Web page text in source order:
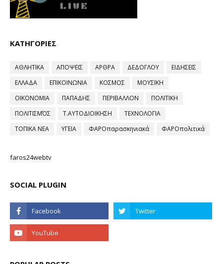
ΚΑΤΗΓΟΡΙΕΣ
ΑΘΛΗΤΙΚΑ ΑΠΟΨΕΙΣ ΑΡΘΡΑ ΔΕΔΟΓΛΟΥ
ΕΙΔΗΣΕΙΣ
ΕΛΛΑΔΑ
ΕΠΙΚΟΙΝΩΝΙΑ ΚΟΣΜΟΣ
ΜΟΥΣΙΚΗ
ΟΙΚΟΝΟΜΙΑ
ΠΑΠΑΔΗΣ ΠΕΡΙΒΑΛΛΟΝ
ΠΟΛΙΤΙΚΗ
ΠΟΛΙΤΙΣΜΌΣ
Τ.ΑΥΤΟΔΙΟΙΚΗΣΗ
ΤΕΧΝΟΛΟΓΙΑ
ΤΟΠΙΚΑ ΝΕΑ
ΥΓΕΙΑ ΦΑΡΟπαρασκηνιακά ΦΑΡΟπολιτικά
faros24webtv
SOCIAL PLUGIN